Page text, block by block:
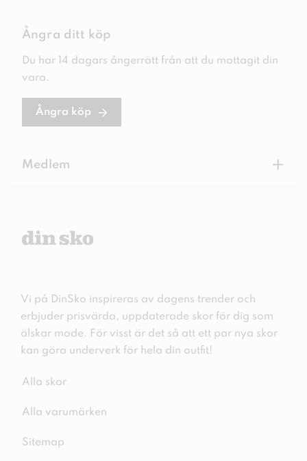
Ångra ditt köp
Du har 14 dagars ångerrätt från att du mottagit din
vara.
Ångra köp
Medlem +
Vi på DinSko inspireras av dagens trender och
erbjuder prisvärda, uppdaterade skor för dig som
älskar mode. För visst är det så att ett par nya skor
kan göra underverk för hela din outfit!
Alla skor
Alla varumärken
Sitemap